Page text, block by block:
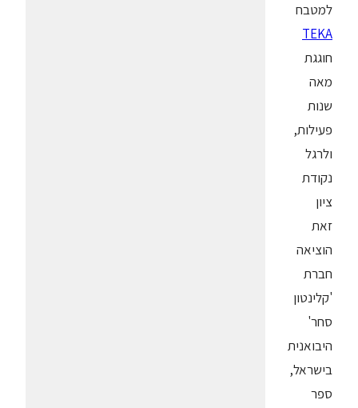
למטבח
TEKA
חוגגת
מאה
שנות
פעילות,
ולרגל
נקודת
ציון
זאת
הוציאה
חברת
'קלינטון
סחר'
היבואנית
בישראל,
ספר